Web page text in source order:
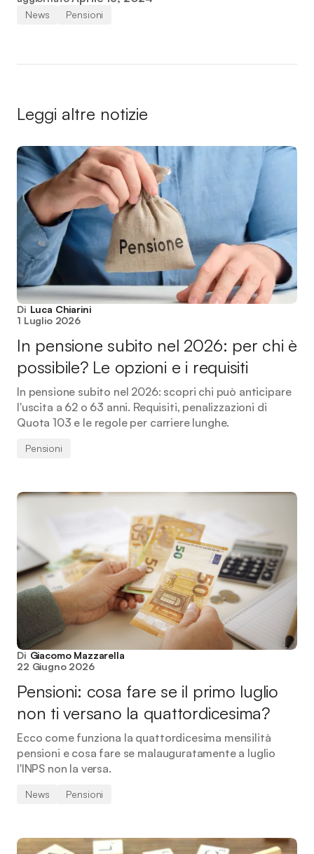
News Pensioni
Leggi altre notizie
Di Luca Chiarini
1 Luglio 2026
In pensione subito nel 2026: per chi è
possibile? Le opzioni e i requisiti
In pensione subito nel 2026: scopri chi può anticipare
l'uscita a 62 o 63 anni. Requisiti, penalizzazioni di
Quota 103 e le regole per carriere lunghe.
Pensioni
Di Giacomo Mazzarella
22 Giugno 2026
Pensioni: cosa fare se il primo luglio
non ti versano la quattordicesima?
Ecco come funziona la quattordicesima mensilità
pensioni e cosa fare se malauguratamente a luglio
l'INPS non la versa.
News Pensioni